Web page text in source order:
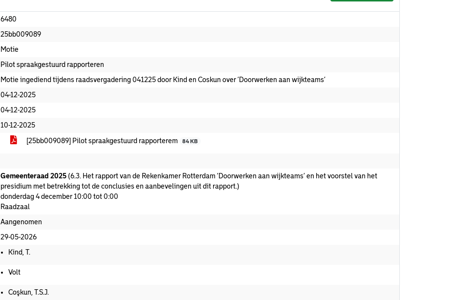
6480
25bb009089
Motie
Pilot spraakgestuurd rapporteren
Motie ingediend tijdens raadsvergadering 041225 door Kind en Coskun over ‘Doorwerken aan wijkteams’
04-12-2025
04-12-2025
10-12-2025
[25bb009089] Pilot spraakgestuurd rapporterem 84 KB
Gemeenteraad 2025 (6.3. Het rapport van de Rekenkamer Rotterdam ‘Doorwerken aan wijkteams’ en het voorstel van het
presidium met betrekking tot de conclusies en aanbevelingen uit dit rapport.)
donderdag 4 december 10:00 tot 0:00
Raadzaal
Aangenomen
29-05-2026
Kind, T.
Volt
Coşkun, T.S.J.